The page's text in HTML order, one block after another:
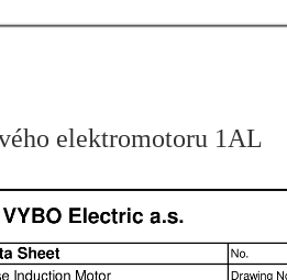
elektromotoru 1AL